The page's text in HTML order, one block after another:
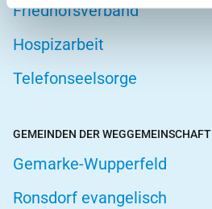
Friedhofsverband
Hospizarbeit
Telefonseelsorge
GEMEINDEN DER WEGGEMEINSCHAFT
Gemarke-Wupperfeld
Ronsdorf evangelisch